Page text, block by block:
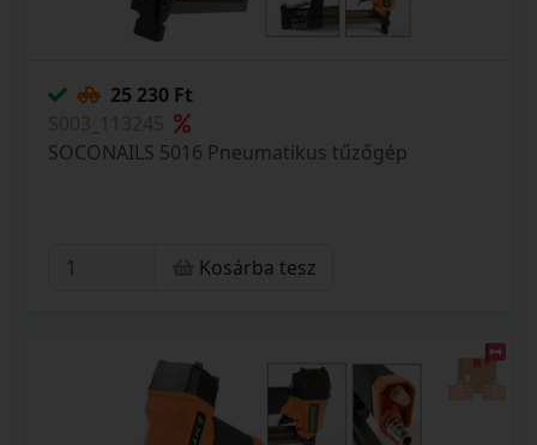
25 230 Ft
SOCONAILS 5016 Pneumatikus tűzőgép
Kosárba tesz